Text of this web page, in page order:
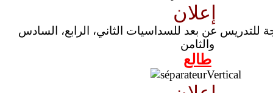
للتدريس عن بعد للسداسيات الثاني، الرابع، السادس
والثامن
طالع